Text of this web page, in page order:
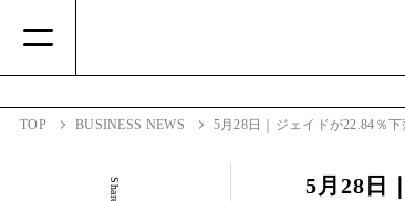
TOP BUSINESS NEWS 5月28日｜ジェイドが22.84％
5月28日